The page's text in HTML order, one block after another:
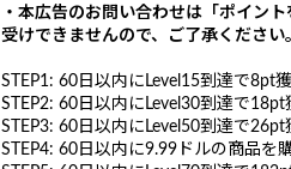
・本広告のお問い合わせは「ポイン
受けできませんので、ご了承ください
STEP1: 60日以内にLevel15到達で8pt
STEP2: 60日以内にLevel30到達で18pt
STEP3: 60日以内にLevel50到達で26pt
STEP4: 60日以内に9.99ドルの商品を